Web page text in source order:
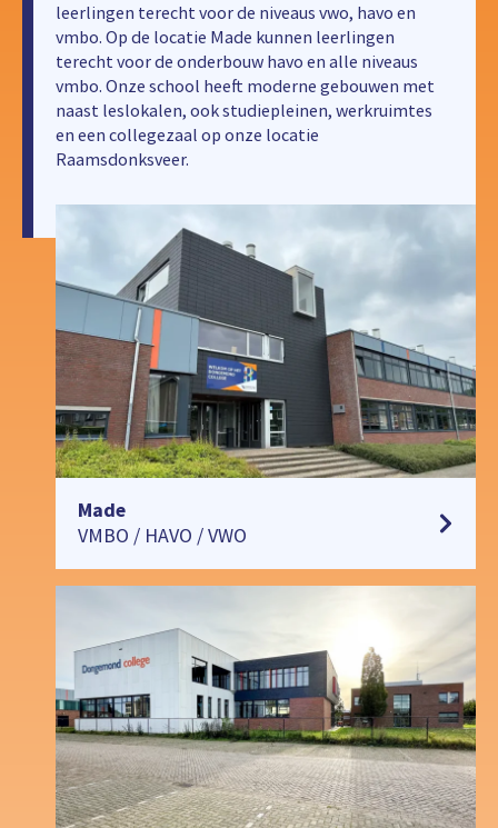
leerlingen terecht voor de niveaus vwo, havo en
vmbo. Op de locatie Made kunnen leerlingen
terecht voor de onderbouw havo en alle niveaus
vmbo. Onze school heeft moderne gebouwen met
naast leslokalen, ook studiepleinen, werkruimtes
en een collegezaal op onze locatie
Raamsdonksveer.
Made
VMBO / HAVO / VWO